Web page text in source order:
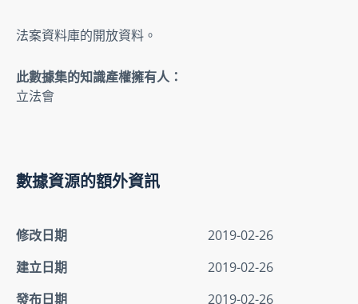
法案資料庫的開放資料。
此數據集的知識產權擁有人：
立法會
數據資源的額外資訊
修改日期
2019-02-26
建立日期
2019-02-26
發布日期
2019-02-26